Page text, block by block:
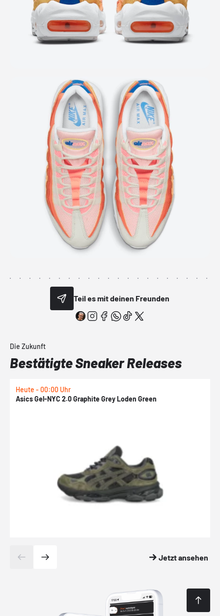
Teil es mit deinen Freunden
Die Zukunft
Bestätigte Sneaker Releases
Heute - 00:00 Uhr
Asics Gel-NYC 2.0 Graphite Grey Loden Green
Jetzt ansehen